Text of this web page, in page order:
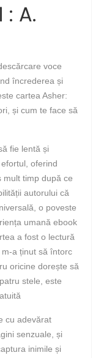
: A.
voce
încrederea și
cartea Asher:
și cum te face să
fie lentă și
oferind
mult timp după ce
autorului că
o poveste
umană ebook
a fost o lectură
a ținut să întorc
oricine dorește să
stele, este
cu adevărat
senzuale, și
inimile și